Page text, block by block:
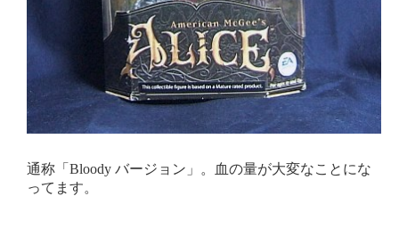
通称「Bloody バージョン」。血の量が大変なことにな
ってます。